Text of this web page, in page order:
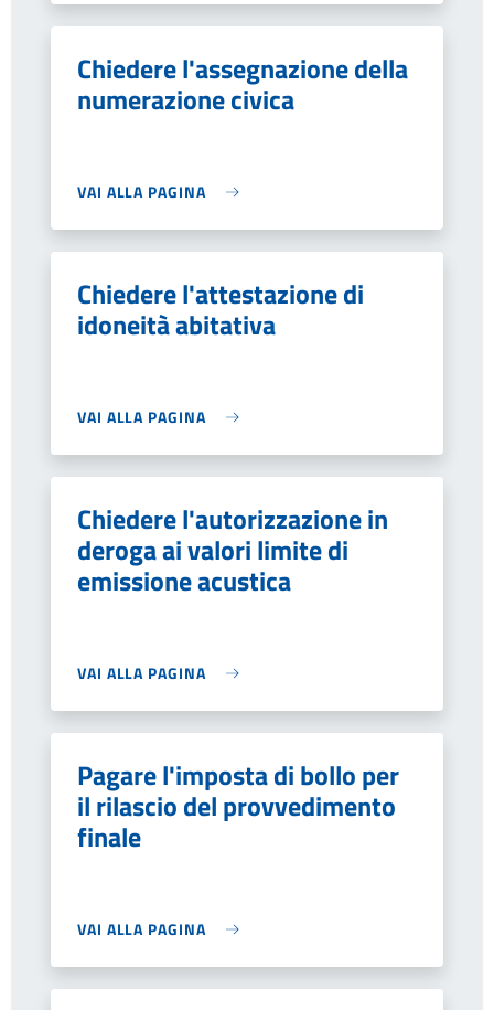
Chiedere l'assegnazione della
numerazione civica
VAI ALLA PAGINA
Chiedere l'attestazione di
idoneità abitativa
VAI ALLA PAGINA
Chiedere l'autorizzazione in
deroga ai valori limite di
emissione acustica
VAI ALLA PAGINA
Pagare l'imposta di bollo per
il rilascio del provvedimento
finale
VAI ALLA PAGINA